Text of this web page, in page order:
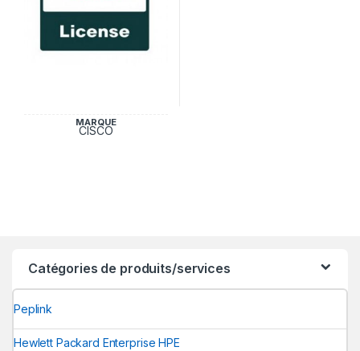
MARQUE
CISCO
Catégories de produits/services
Peplink
Hewlett Packard Enterprise HPE